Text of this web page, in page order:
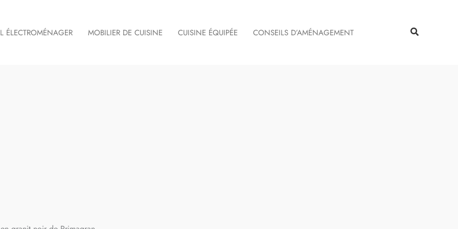
ÉLECTROMÉNAGER MOBILIER DE CUISINE CUISINE ÉQUIPÉE CONSEILS D’AMÉNAGEMENT Rechercher